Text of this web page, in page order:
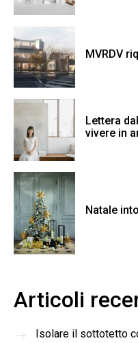
MVRDV
Lettera
vivere in
Natale
Articoli
Isolare il sottotetto